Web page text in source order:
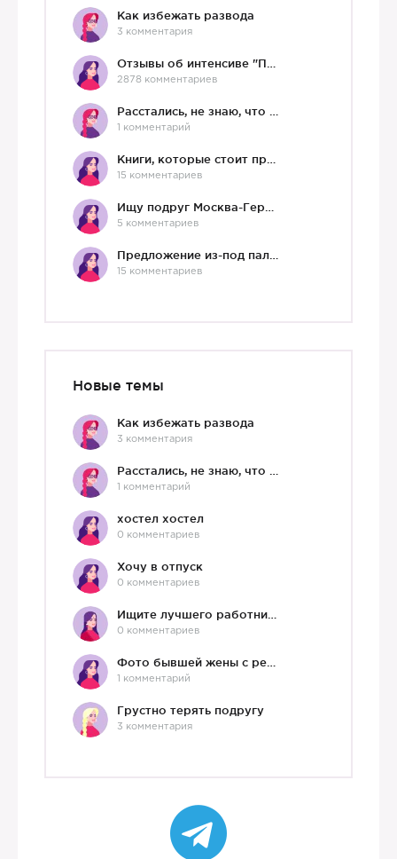
Как избежать развода
3 комментария
2878 комментариев
1 комментарий
15 комментариев
5 комментариев
15 комментариев
Новые темы
Как избежать развода
3 комментария
1 комментарий
хостел хостел
0 комментариев
Хочу в отпуск
0 комментариев
0 комментариев
1 комментарий
Грустно терять подругу
3 комментария